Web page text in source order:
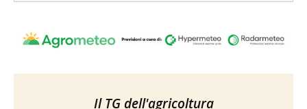
Il TG dell'agricoltura